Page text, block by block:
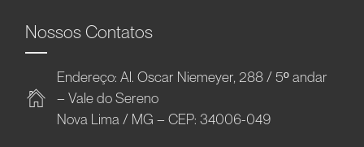
Nossos Contatos
Endereço: Al. Oscar Niemeyer, 288 / 5º andar
– Vale do Sereno
Nova Lima / MG – CEP: 34006-049